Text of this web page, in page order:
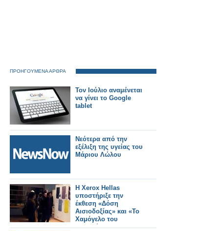
ΠΡΟΗΓΟΥΜΕΝΑ ΑΡΘΡΑ
Τον Ιούλιο αναμένεται
να γίνει το Google
tablet
Νεότερα από την
εξέλιξη της υγείας του
Μάριου Λώλου
Η Xerox Hellas
υποστήριξε την
έκθεση «Δόση
Αισιοδοξίας» και «Το
Χαμόγελο του
Παιδιού»